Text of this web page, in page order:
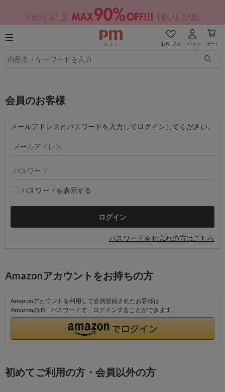
お気に入り ログイン カート
会員のお客様
メールアドレスとパスワードを入力してログインしてください。
パスワードを表示する
パスワードをお忘れの方はこちら
Amazonアカウントをお持ちの方
Amazonアカウントを利用して会員登録されたお客様は、
AmazonのID、パスワードで、ログインすることができます。
初めてご利用の方・会員以外の方